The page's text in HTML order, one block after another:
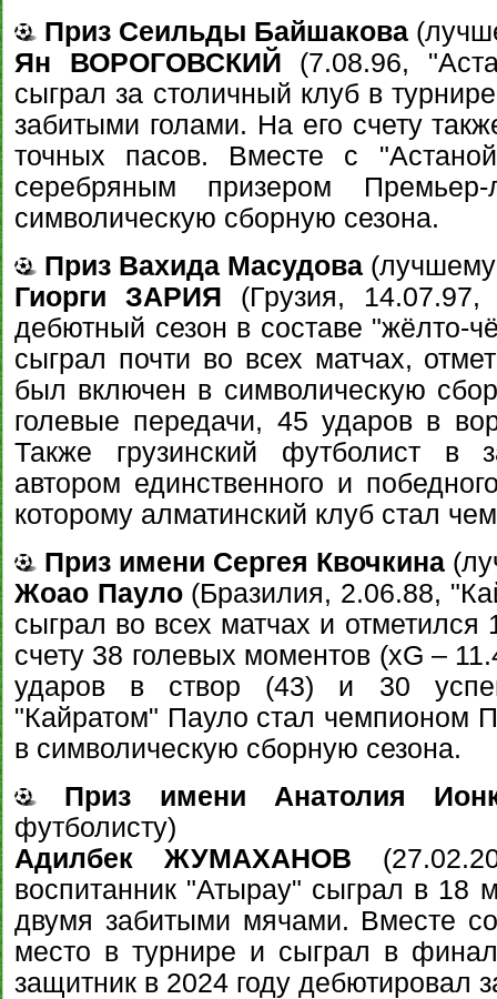
Приз Сеильды Байшакова
Ян ВОРОГОВСКИЙ (7.08.96,
сыграл за столичный клуб в
забитыми голами. На его счету
точных пасов. Вместе с
серебряным призером
символическую сборную сезона.
Приз Вахида Масудова
Гиорги ЗАРИЯ (Грузия,
дебютный сезон в составе "жёлто-
сыграл почти во всех матчах,
был включен в символическую
голевые передачи, 45 ударов в
Также грузинский футболист в
автором единственного и
которому алматинский клуб стал
Приз имени Сергея Квочкина
Жоао Пауло(Бразилия, 2.06.88,
сыграл во всех матчах и
счету 38 голевых моментов (xG –
ударов в створ (43) и 30
"Кайратом" Пауло стал чемпионом
в символическую сборную сезона.
Приз имени Анатолия
футболисту)
Адилбек ЖУМАХАНОВ
воспитанник "Атырау" сыграл в 18
двумя забитыми мячами. Вместе
место в турнире и сыграл в
защитник в 2024 году дебютировал